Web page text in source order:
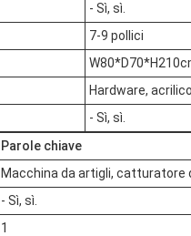
- Sì, sì.
7-9 pollici
Hardware,
- Sì, sì.
Parole chiave
Macchina da artigli, catturatore
- Sì, sì.
1